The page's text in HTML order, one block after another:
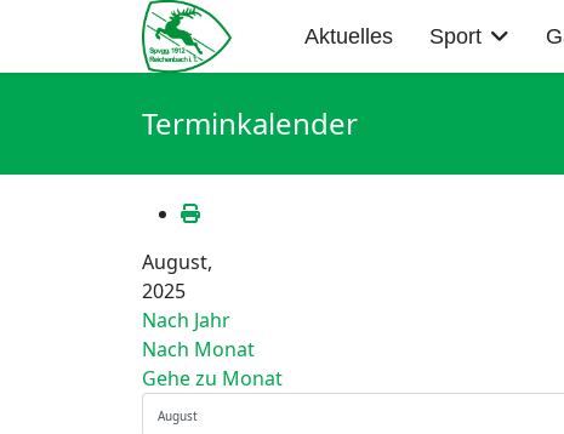
Aktuelles Sport
Terminkalender
August,
2025
Nach Jahr
Nach Monat
Gehe zu Monat